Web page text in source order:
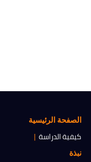
الصفحة الرئيسية
كيفية الدراسة
نبذة